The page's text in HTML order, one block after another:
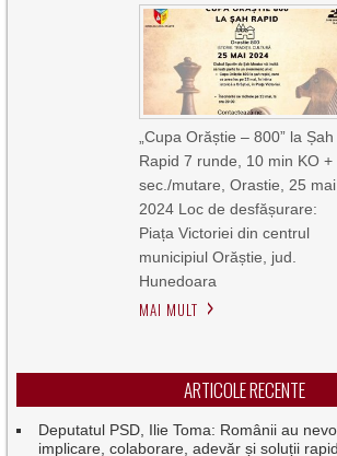
„Cupa Orăștie – 800” la Șah
Rapid 7 runde, 10 min KO +
sec./mutare, Orastie, 25 mai
2024 Loc de desfășurare:
Piața Victoriei din centrul
municipiul Orăștie, jud.
Hunedoara
MAI MULT
ARTICOLE RECENTE
Deputatul PSD, Ilie Toma: Românii au
implicare, colaborare, adevăr și soluții